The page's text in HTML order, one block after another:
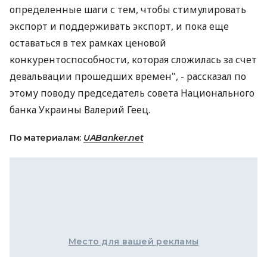
определенные шаги с тем, чтобы стимулировать
экспорт и поддерживать экспорт, и пока еще
оставаться в тех рамках ценовой
конкурентоспособности, которая сложилась за счет
девальвации прошедших времен", - рассказал по
этому поводу председатель совета Национального
банка Украины Валерий Геец.
По материалам: UABanker.net
Место для вашей рекламы